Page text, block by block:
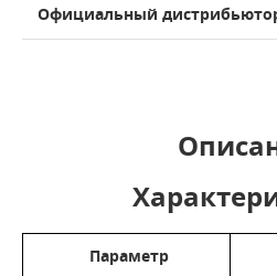
Официальный
Параметр